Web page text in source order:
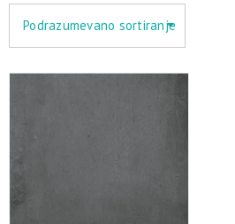
Podrazumevano sortiranje